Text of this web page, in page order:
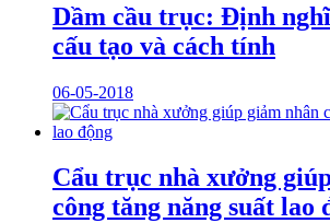
Dầm cầu trục: Định
cấu tạo và cách tính
06-05-2018
Cẩu trục nhà xưởng
công tăng năng suất lao